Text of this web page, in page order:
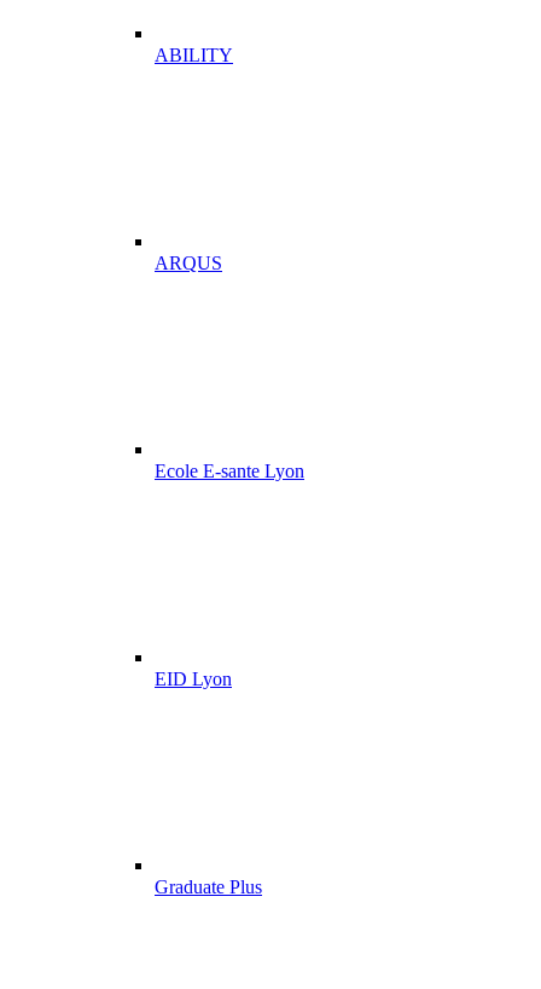
ABILITY
ARQUS
Ecole E-sante Lyon
EID Lyon
Graduate Plus